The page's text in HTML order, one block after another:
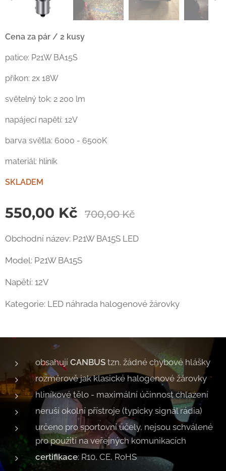
Cena za pár / 2 kusy
patice: P21W BA15S
příkon: 2x 18W
světelný tok: 2 200 lm
napájecí napětí: 12V
barva světla: 6000 - 6500K
materiál: hliník
SKLADEM
550,00 Kč 700,00Kč
Obchodní název: P21W BA15S LED
Model: P21W BA15S
Napětí: 12V
Kategorie: LED náhrada halogenové žárovky
obsahují CANBUS tzn. žádné chybové hlášky
rozměrově jak klasické halogenové žárovky
hliníkové tělo - maximální účinnost chlazení
neruší okolní přístroje (typicky signál rádia)
určeno pro sportovní účely, nejsou schválené
pro použití na veřejných komunikacích
certifikace: R10, CE, RoHS